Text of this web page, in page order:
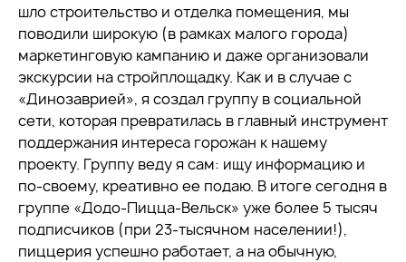
шло строительство и отделка помещения, мы
поводили широкую (в рамках малого города)
маркетинговую кампанию и даже организовали
экскурсии на стройплощадку. Как и в случае с
«Динозаврией», я создал группу в социальной
сети, которая превратилась в главный инструмент
поддержания интереса горожан к нашему
проекту. Группу веду я сам: ищу информацию и
по-своему, креативно ее подаю. В итоге сегодня в
группе «Додо-Пицца-Вельск» уже более 5 тысяч
подписчиков (при 23-тысячном населении!),
пиццерия успешно работает, а на обычную,